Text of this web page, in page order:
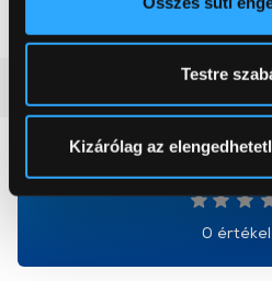
módjairól és adja meg
pontban. Bármikor
Sütinyilatkozathoz való
okat használ, melyeket az Ön
cookie-k
szolgáltatásaink
Testre
Kizárólag az
0
0